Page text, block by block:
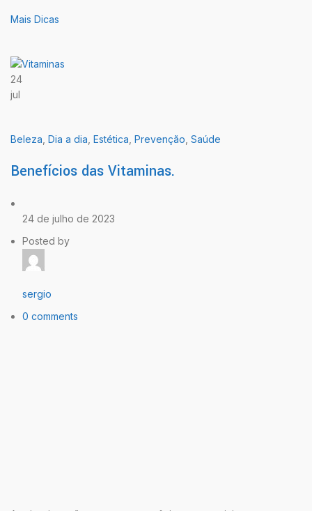
Mais Dicas
24
jul
Beleza Dia a dia Estética Prevenção Saúde
Benefícios das Vitaminas.
24 de julho de 2023
Posted by
sergio
0 comments